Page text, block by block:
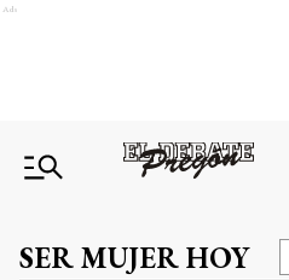
Ads
SER MUJER HOY